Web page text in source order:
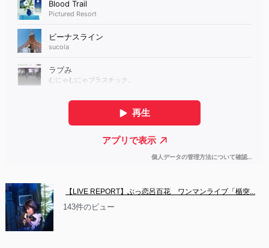
【LIVE REPORT】ぶっ恋呂百花　ワンマンライブ「楯突...
143件のビュー